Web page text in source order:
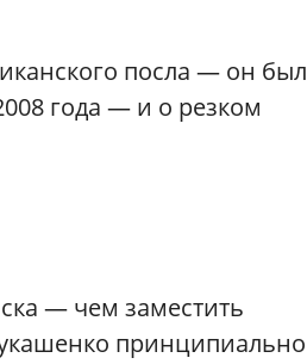
посла — он был
года — и о резком
— чем заместить
принципиально